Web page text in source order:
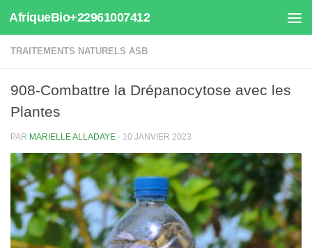
Au dessous du contenu
AfriqueBio+22961007412
TRAITEMENTS NATURELS ASB
908-Combattre la Drépanocytose avec les
Plantes
PAR MARIELLE ALLADAYE · 10 JANVIER 2023